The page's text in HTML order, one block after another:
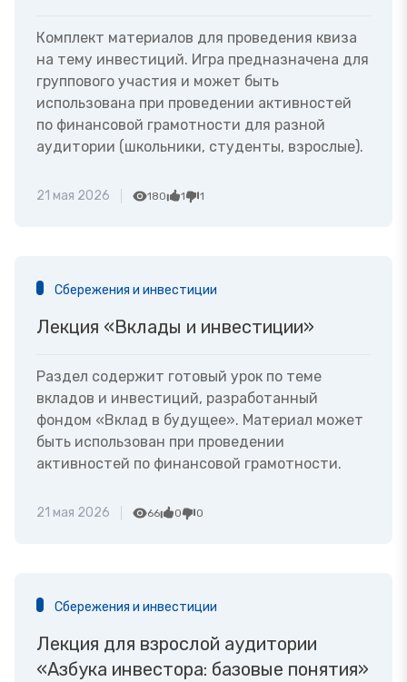
Комплект материалов для проведения квиза
на тему инвестиций. Игра предназначена для
группового участия и может быть
использована при проведении активностей
по финансовой грамотности для разной
аудитории (школьники, студенты, взрослые).
21 мая 2026 180 1 1
Сбережения и инвестиции
Лекция «Вклады и инвестиции»
Раздел содержит готовый урок по теме
вкладов и инвестиций, разработанный
фондом «Вклад в будущее». Материал может
быть использован при проведении
активностей по финансовой грамотности.
21 мая 2026 66 0 0
Сбережения и инвестиции
Лекция для взрослой аудитории
«Азбука инвестора: базовые понятия»